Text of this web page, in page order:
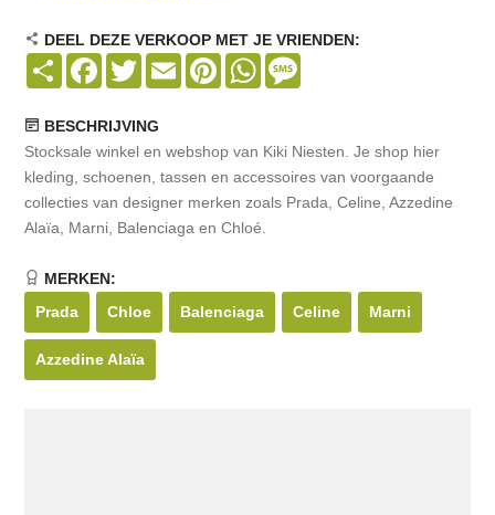
DEEL DEZE VERKOOP MET JE VRIENDEN:
Share Facebook
TwitterEmail PinterestWhatsApp
BESCHRIJVING
Stocksale winkel en webshop van Kiki Niesten. Je shop hier
kleding, schoenen, tassen en accessoires van voorgaande
collecties van designer merken zoals Prada, Celine, Azzedine
Alaïa, Marni, Balenciaga en Chloé.
MERKEN:
Prada
Chloe Balenciaga Celine Marni
Azzedine Alaïa